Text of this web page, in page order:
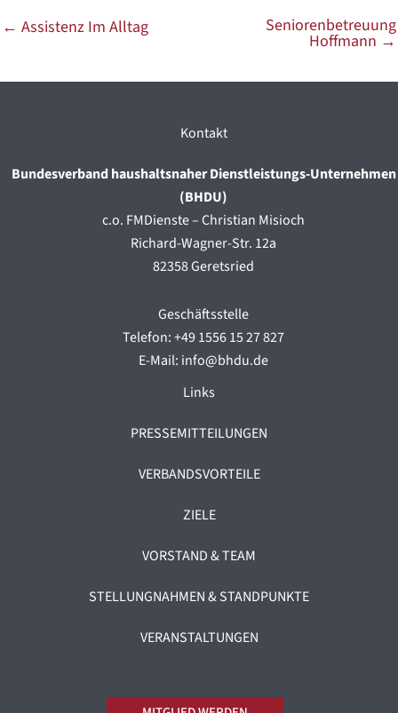
← Assistenz Im Alltag Seniorenbetreuung
Hoffmann →
Kontakt
Bundesverband haushaltsnaher Dienstleistungs-Unternehmen
(BHDU)
c.o. FMDienste – Christian Misioch
Richard-Wagner-Str. 12a
82358 Geretsried
Geschäftsstelle
Telefon: +49 1556 15 27 827
E-Mail: info@bhdu.de
Links
PRESSEMITTEILUNGEN
VERBANDSVORTEILE
ZIELE
VORSTAND & TEAM
STELLUNGNAHMEN & STANDPUNKTE
VERANSTALTUNGEN